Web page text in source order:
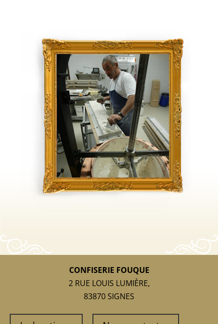
CONFISERIE FOUQUE
2 RUE LOUIS LUMIÈRE,
83870 SIGNES